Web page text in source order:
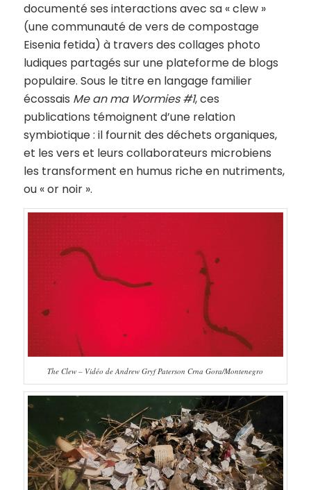
documenté ses interactions avec sa « clew »
(une communauté de vers de compostage
Eisenia fetida) à travers des collages photo
ludiques partagés sur une plateforme de blogs
populaire. Sous le titre en langage familier
écossais Me an ma Wormies #1, ces
publications témoignent d’une relation
symbiotique : il fournit des déchets organiques,
et les vers et leurs collaborateurs microbiens
les transforment en humus riche en nutriments,
ou « or noir ».
The Clew – Vidéo de Andrew Gryf Paterson Crna Gora/Montenegro